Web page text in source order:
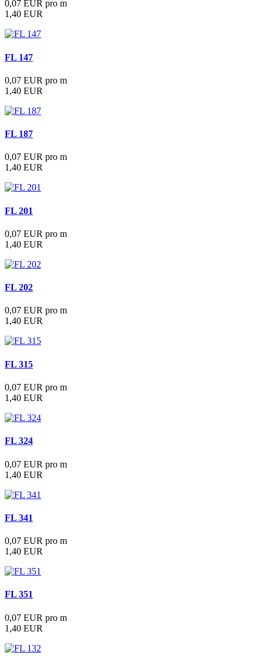
0,07 EUR pro m
1,40 EUR
FL 147
0,07 EUR pro m
1,40 EUR
FL 187
0,07 EUR pro m
1,40 EUR
FL 201
0,07 EUR pro m
1,40 EUR
FL 202
0,07 EUR pro m
1,40 EUR
FL 315
0,07 EUR pro m
1,40 EUR
FL 324
0,07 EUR pro m
1,40 EUR
FL 341
0,07 EUR pro m
1,40 EUR
FL 351
0,07 EUR pro m
1,40 EUR